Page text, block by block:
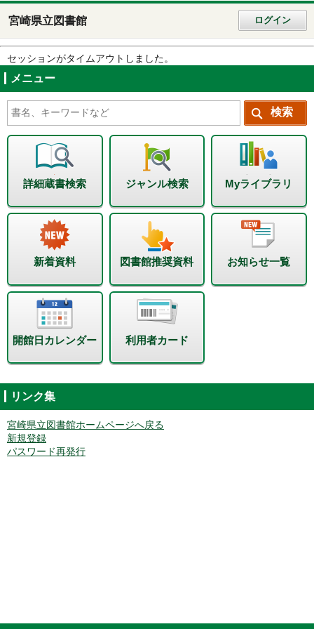
宮崎県立図書館 ログイン
セッションがタイムアウトしました。
メニュー
詳細蔵書検索 ジャンル検索 Myライブラリ
新着資料 図書館推奨資料 お知らせ一覧
開館日カレンダー 利用者カード
リンク集
宮崎県立図書館ホームページへ戻る
新規登録
パスワード再発行